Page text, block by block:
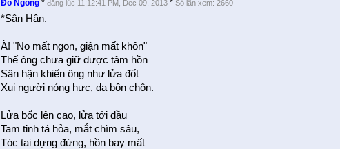
Đồ Ngông *đăng lúc 11:12:41 PM, Dec 09, 2013 *Số lần xem: 2660
*Sân Hận.
À! "No mất ngon, giận mất khôn"
Thế ông chưa giữ được tâm hồn
Sân hận khiến ông như lửa đốt
Xui người nóng hực, dạ bôn chôn.
Lửa bốc lên cao, lửa tới đầu
Tam tinh tá hỏa, mắt chìm sâu,
Tóc tai dựng đứng, hồn bay mất